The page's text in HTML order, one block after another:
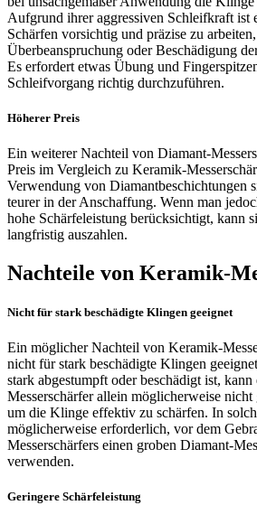
Aufgrund ihrer aggressiven Schleifkraft ist
Schärfen vorsichtig und präzise zu
Überbeanspruchung oder Beschädigung
Es erfordert etwas Übung und
Schleifvorgang richtig durchzuführen.
Höherer Preis
Ein weiterer Nachteil von Diamant-
Preis im Vergleich zu Keramik-
Verwendung von Diamantbeschichtungen
teurer in der Anschaffung. Wenn man
hohe Schärfeleistung berücksichtigt, kann
langfristig auszahlen.
Nachteile von Keramik-
Nicht für stark beschädigte Klingen geeignet
Ein möglicher Nachteil von Keramik-
nicht für stark beschädigte Klingen
stark abgestumpft oder beschädigt ist,
Messerschärfer allein möglicherweise
um die Klinge effektiv zu schärfen. In
möglicherweise erforderlich, vor dem
Messerschärfers einen groben Diamant-
verwenden.
Geringere Schärfeleistung